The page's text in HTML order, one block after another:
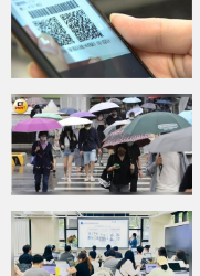
{PLAYICON}